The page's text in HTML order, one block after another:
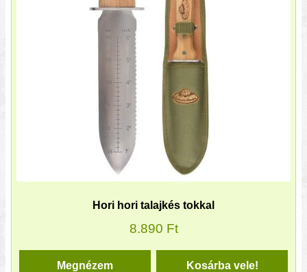
Hori hori talajkés tokkal
8.890 Ft
Kosárba vele!
Megnézem